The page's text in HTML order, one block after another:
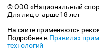
© ООО «Национальный
Для лиц старше 18 лет
На сайте применяются
Подробнее в Правилах
технологий